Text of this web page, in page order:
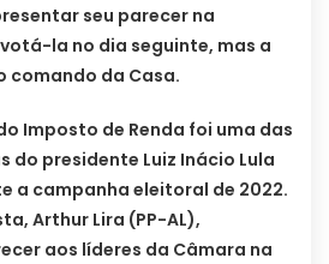
seu parecer na
la no dia seguinte, mas a
comando da Casa.
Imposto de Renda foi uma das
do presidente Luiz Inácio Lula
a campanha eleitoral de 2022.
Arthur Lira (PP-AL),
aos líderes da Câmara na